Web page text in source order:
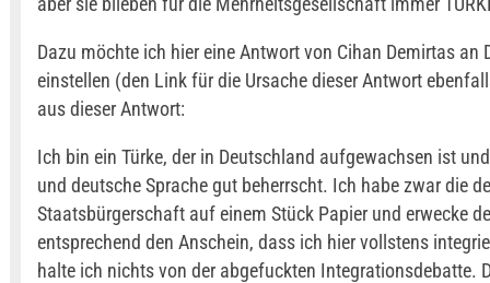
Dazu möchte ich hier eine Antwort von Cihan Demirtas an
einstellen (den Link für die Ursache dieser Antwort
aus dieser Antwort:
Ich bin ein Türke, der in Deutschland aufgewachsen ist
und deutsche Sprache gut beherrscht. Ich habe zwar die
Staatsbürgerschaft auf einem Stück Papier und erwecke
entsprechend den Anschein, dass ich hier vollstens
halte ich nichts von der abgefuckten Integrationsdebatte.